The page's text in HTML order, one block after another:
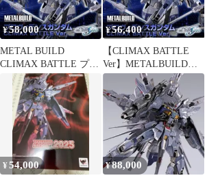
¥58,000
METAL BUILD
CLIMAX BATTLE プロ
ヴィデンスガンダム
¥56,400
【CLIMAX BATTLE
Ver】METALBUILDプ
ロヴィデンスガンダム
¥54,000 ¥88,000